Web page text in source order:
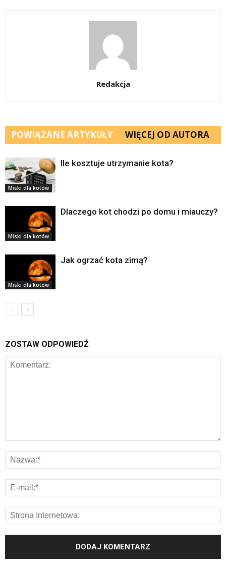
Redakcja
POWIĄZANE ARTYKUŁY WIĘCEJ OD AUTORA
Miski dla kotów
Ile kosztuje utrzymanie kota?
Miski dla kotów
Dlaczego kot chodzi po domu i miauczy?
Miski dla kotów
Jak ogrzać kota zimą?
ZOSTAW ODPOWIEDŹ